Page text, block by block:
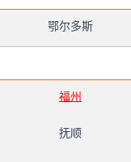
鄂尔多斯
福州
抚顺